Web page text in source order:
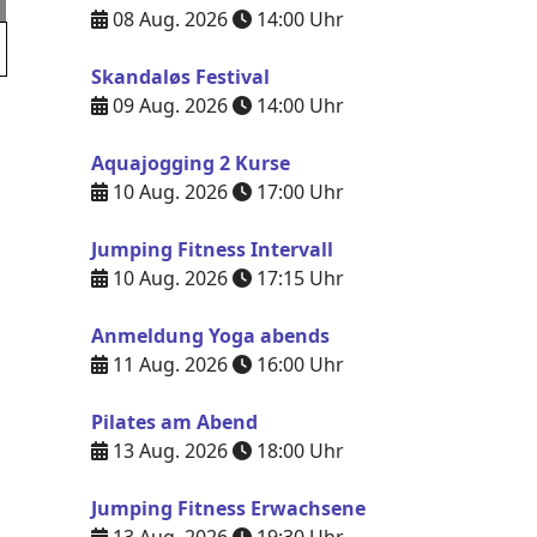
08 Aug. 2026
14:00 Uhr
Skandaløs Festival
09 Aug. 2026
14:00 Uhr
Aquajogging 2 Kurse
10 Aug. 2026
17:00 Uhr
Jumping Fitness Intervall
10 Aug. 2026
17:15 Uhr
Anmeldung Yoga abends
11 Aug. 2026
16:00 Uhr
Pilates am Abend
13 Aug. 2026
18:00 Uhr
Jumping Fitness Erwachsene